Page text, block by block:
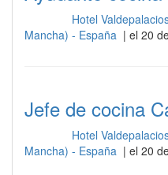
Hotel
Mancha) - España | el 20
Jefe de cocina
Hotel
Mancha) - España | el 20